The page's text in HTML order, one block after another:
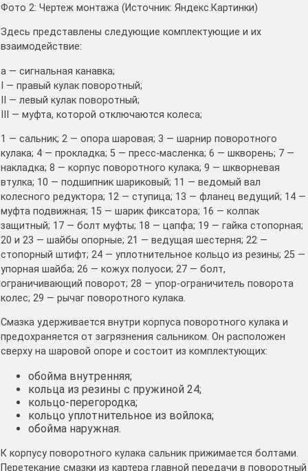
Фото 2: Чертеж монтажа (Источник: Яндекс.Картинки)
Здесь представлены следующие комплектующие и их
взаимодействие:
а — сигнальная канавка;
I — правый кулак поворотный;
II — левый кулак поворотный;
III — муфта, которой отключаются колеса;
1 — сальник; 2 — опора шаровая; 3 — шарнир поворотного
кулака; 4 — прокладка; 5 — пресс-масленка; 6 — шкворень; 7 —
накладка; 8 — корпус поворотного кулака; 9 — шкворневая
втулка; 10 — подшипник шариковый; 11 — ведомый вал
колесного редуктора; 12 — ступица; 13 — фланец ведущий; 14 —
муфта подвижная; 15 — шарик фиксатора; 16 — колпак
защитный; 17 — болт муфты; 18 — цапфа; 19 — гайка стопорная;
20 и 23 — шайбы опорные; 21 — ведущая шестерня; 22 —
стопорный штифт; 24 — уплотнительное кольцо из резины; 25 —
упорная шайба; 26 — кожух полуоси; 27 — болт,
ограничивающий поворот; 28 — упор-ограничитель поворота
колес; 29 — рычаг поворотного кулака.
Смазка удерживается внутри корпуса поворотного кулака и
предохраняется от загрязнения сальником. Он расположен
сверху на шаровой опоре и состоит из комплектующих:
обойма внутренняя;
кольца из резины с пружиной 24;
кольцо-перегородка;
кольцо уплотнительное из войлока;
обойма наружная.
К корпусу поворотного кулака сальник прижимается болтами.
Перетекание смазки из картера главной передачи в поворотный